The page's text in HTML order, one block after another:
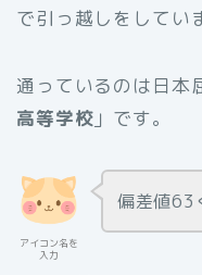
で引っ越しをしてい
通っているのは日本
高等学校 」です。
アイコン名を
入力
偏差値63